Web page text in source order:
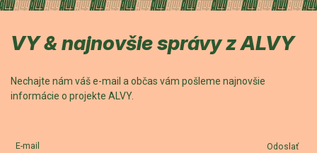
VY & najnovšie správy z ALVY
Nechajte nám váš e-mail a občas vám pošleme najnovšie
informácie o projekte ALVY.
E-mail Odoslať